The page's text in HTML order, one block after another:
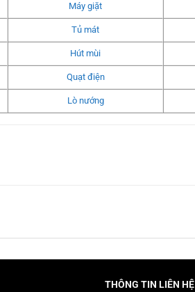
Máy giặt
Tủ mát
Hút mùi
Quạt điện
Lò nướng
THÔNG TIN LIÊN HỆ